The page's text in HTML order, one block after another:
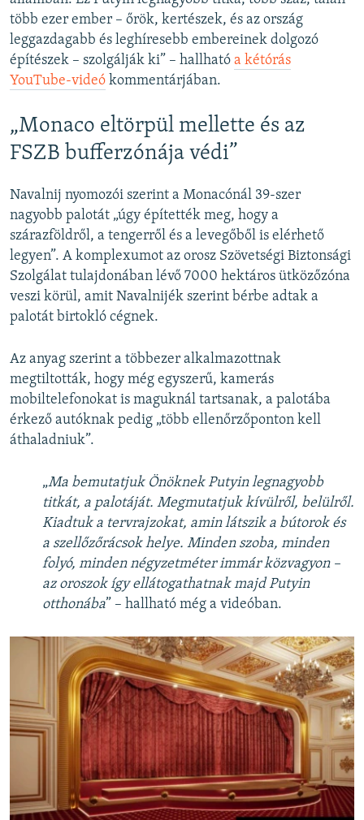
több ezer ember – őrök, kertészek, és az ország
leggazdagabb és leghíresebb embereinek dolgozó
építészek – szolgálják ki” – hallható a kétórás
YouTube-videó kommentárjában.
„Monaco eltörpül mellette és az
FSZB bufferzónája védi”
Navalnij nyomozói szerint a Monacónál 39-szer
nagyobb palotát „úgy építették meg, hogy a
szárazföldről, a tengerről és a levegőből is elérhető
legyen”. A komplexumot az orosz Szövetségi Biztonsági
Szolgálat tulajdonában lévő 7000 hektáros ütközőzóna
veszi körül, amit Navalnijék szerint bérbe adtak a
palotát birtokló cégnek.
Az anyag szerint a többezer alkalmazottnak
megtiltották, hogy még egyszerű, kamerás
mobiltelefonokat is maguknál tartsanak, a palotába
érkező autóknak pedig „több ellenőrzőponton kell
áthaladniuk”.
„Ma bemutatjuk Önöknek Putyin legnagyobb
titkát, a palotáját. Megmutatjuk kívülről, belülről.
Kiadtuk a tervrajzokat, amin látszik a bútorok és
a szellőzőrácsok helye. Minden szoba, minden
folyó, minden négyzetméter immár közvagyon –
az oroszok így ellátogathatnak majd Putyin
otthonába” – hallható még a videóban.